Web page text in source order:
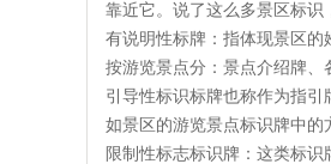
靠近它。说了这么多景区标识
有说明性标牌：指体现景区的
按游览景点分：景点介绍牌、
引导性标识标牌也称作为指
如景区的游览景点标识牌中的
限制性标志标识牌：这类标